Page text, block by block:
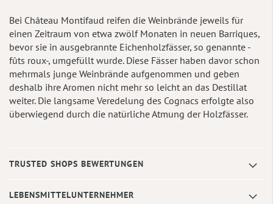
Bei Château Montifaud reifen die Weinbrände jeweils für
einen Zeitraum von etwa zwölf Monaten in neuen Barriques,
bevor sie in ausgebrannte Eichenholzfässer, so genannte -
fûts roux-, umgefüllt wurde. Diese Fässer haben davor schon
mehrmals junge Weinbrände aufgenommen und geben
deshalb ihre Aromen nicht mehr so leicht an das Destillat
weiter. Die langsame Veredelung des Cognacs erfolgte also
überwiegend durch die natürliche Atmung der Holzfässer.
TRUSTED SHOPS BEWERTUNGEN
LEBENSMITTELUNTERNEHMER